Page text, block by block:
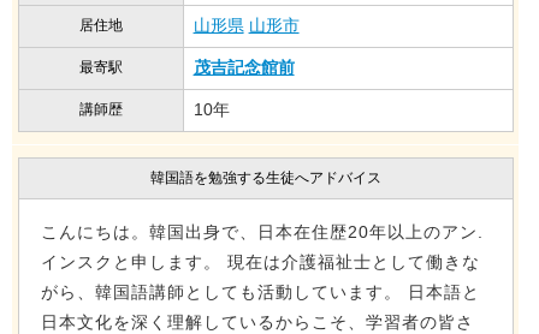
居住地 山形県 山形市
最寄駅 茂吉記念館前
講師歴 10年
韓国語を勉強する生徒へアドバイス
こんにちは。韓国出身で、日本在住歴20年以上のアン.
インスクと申します。 現在は介護福祉士として働きな
がら、韓国語講師としても活動しています。 日本語と
日本文化を深く理解しているからこそ、学習者の皆さ